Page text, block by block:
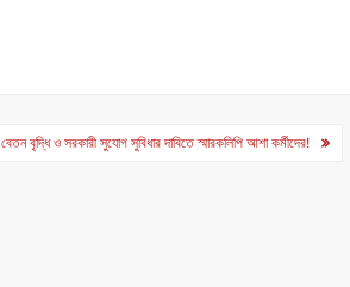
বেতন বৃদ্ধি ও সরকারী সুযোগ সুবিধার দাবিতে স্মারকলিপি আশা কর্মীদের!